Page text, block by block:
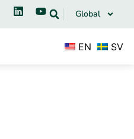
Global
EN SV